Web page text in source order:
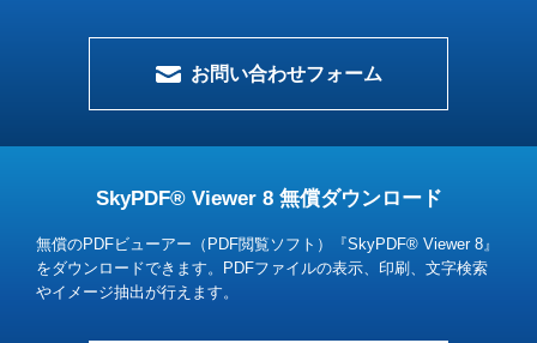
お問い合わせフォーム
SkyPDF® Viewer 8 無償ダウンロード
無償のPDFビューアー（PDF閲覧ソフト）『SkyPDF® Viewer 8』
をダウンロードできます。
PDFファイルの表示、印刷、文字検索
やイメージ抽出が行えます。